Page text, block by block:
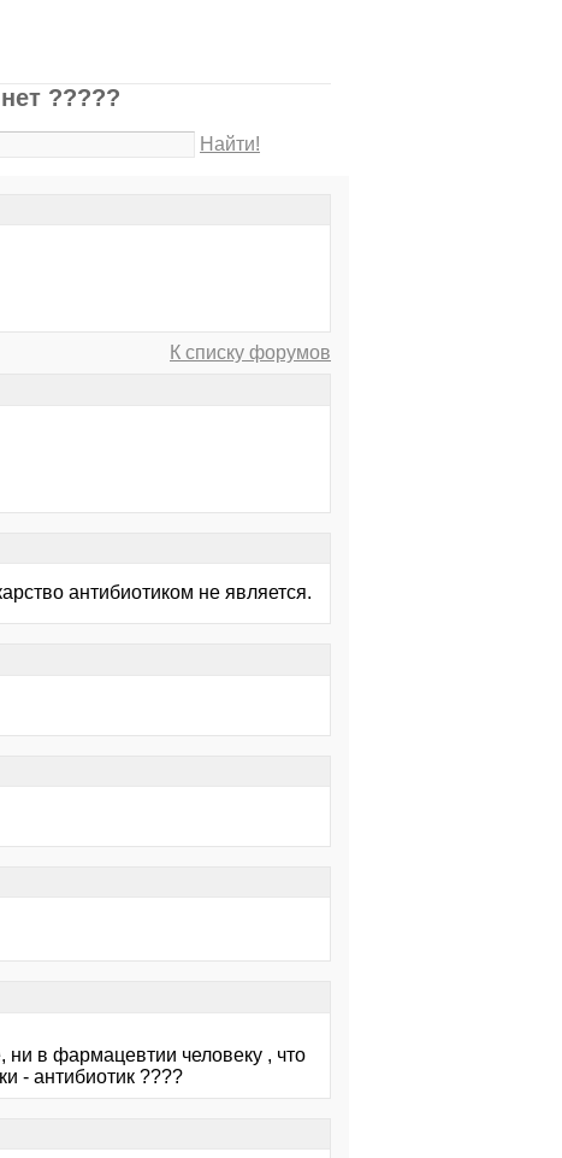
?????
Найти!
К списку форумов
антибиотиком не является.
в фармацевтии человеку , что
- антибиотик ????